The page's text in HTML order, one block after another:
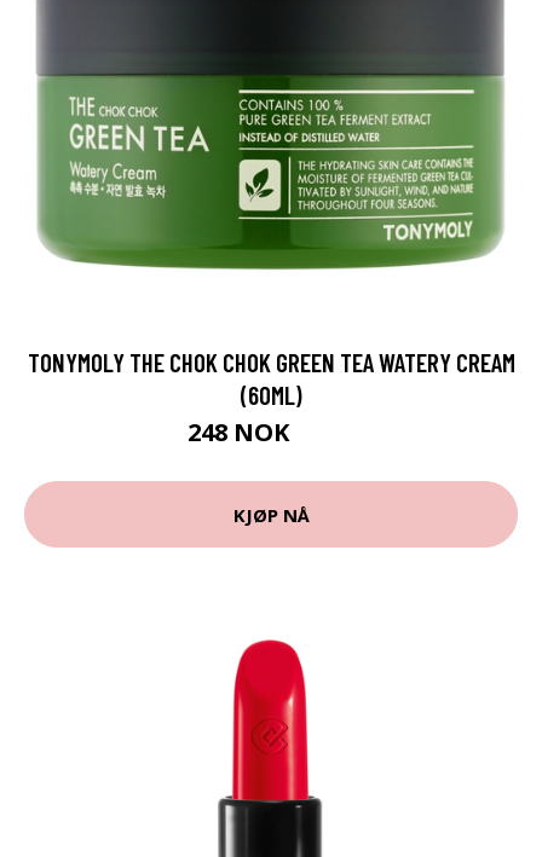
TONYMOLY THE CHOK CHOK GREEN TEA WATERY CREAM
(60ML)
248 NOK
KJØP NÅ